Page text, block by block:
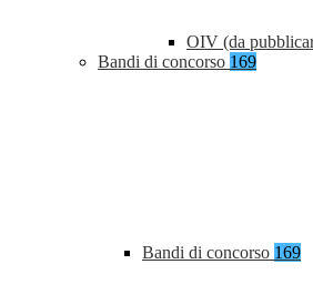
OIV (da
Bandi di concorso 169
Bandi di concorso 169